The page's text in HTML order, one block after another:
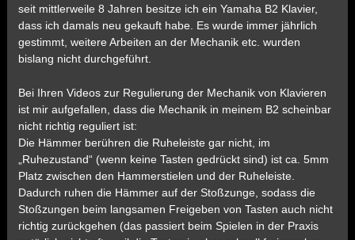
seit mittlerweile 8 Jahren besitze ich ein Yamaha B2 Klavier,
dass ich damals neu gekauft habe. Es wurde immer jährlich
gestimmt, weitere Arbeiten an der Mechanik etc. wurden
bislang nicht durchgeführt.
Bei Ihren Videos zur Regulierung der Mechanik von Klavieren
ist mir aufgefallen, dass die Mechanik in meinem B2 scheinbar
nicht richtig reguliert ist:
Die Hämmer berühren die Ruheleiste gar nicht, im
„Ruhezustand“ (wenn keine Tasten gedrückt sind) ist ca. 5mm
Platz zwischen den Hammerstielen und der Ruheleiste.
Dadurch ruhen die Hämmer auf der Stoßzunge, sodass die
Stoßzungen beim langsamen Freigeben von Tasten auch nicht
richtig zurückgehen (das passiert beim Spielen in der Praxis